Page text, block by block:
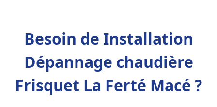
Besoin de Installation
Dépannage chaudière
Frisquet La Ferté Macé ?